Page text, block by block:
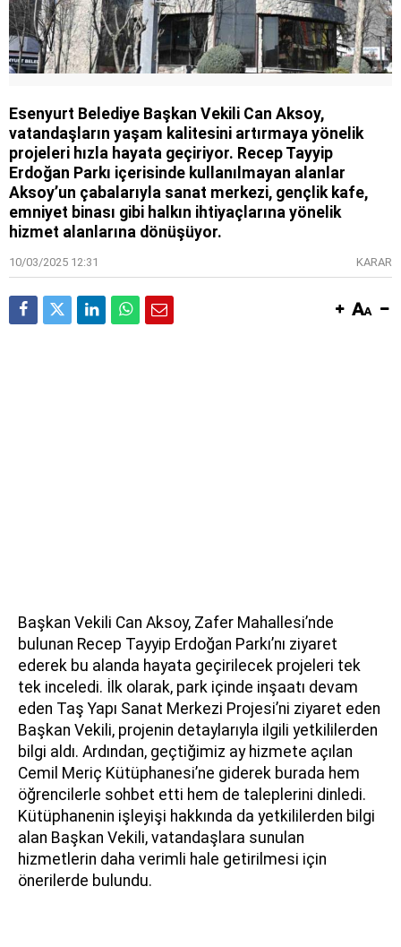
Esenyurt Belediye Başkan Vekili Can Aksoy,
vatandaşların yaşam kalitesini artırmaya yönelik
projeleri hızla hayata geçiriyor. Recep Tayyip
Erdoğan Parkı içerisinde kullanılmayan alanlar
Aksoy’un çabalarıyla sanat merkezi, gençlik kafe,
emniyet binası gibi halkın ihtiyaçlarına yönelik
hizmet alanlarına dönüşüyor.
10/03/2025 12:31 KARAR
Başkan Vekili Can Aksoy, Zafer Mahallesi’nde
bulunan Recep Tayyip Erdoğan Parkı’nı ziyaret
ederek bu alanda hayata geçirilecek projeleri tek
tek inceledi. İlk olarak, park içinde inşaatı devam
eden Taş Yapı Sanat Merkezi Projesi’ni ziyaret eden
Başkan Vekili, projenin detaylarıyla ilgili yetkililerden
bilgi aldı. Ardından, geçtiğimiz ay hizmete açılan
Cemil Meriç Kütüphanesi’ne giderek burada hem
öğrencilerle sohbet etti hem de taleplerini dinledi.
Kütüphanenin işleyişi hakkında da yetkililerden bilgi
alan Başkan Vekili, vatandaşlara sunulan
hizmetlerin daha verimli hale getirilmesi için
önerilerde bulundu.